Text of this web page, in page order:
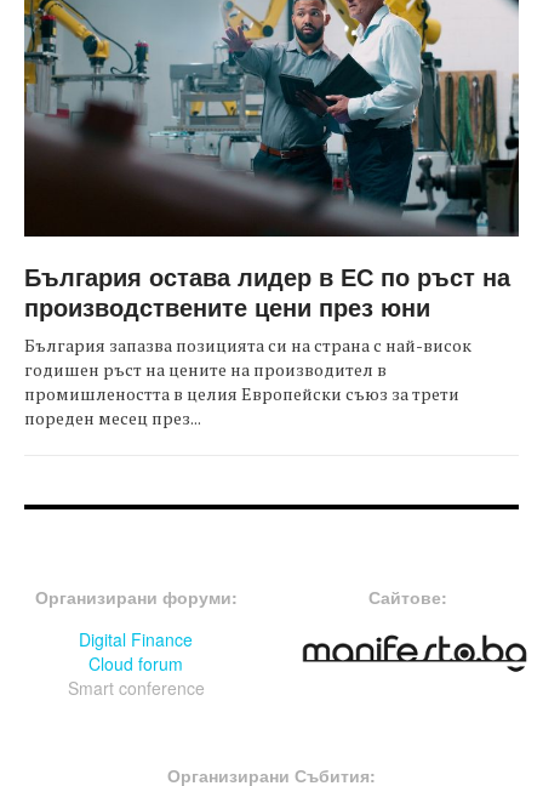
България остава лидер в ЕС по ръст на
производствените цени през юни
България запазва позицията си на страна с най-висок
годишен ръст на цените на производител в
промишлеността в целия Европейски съюз за трети
пореден месец през...
Организирани форуми:
Digital Finance
Cloud forum
Smart conference
Сайтове:
Организирани Събития: